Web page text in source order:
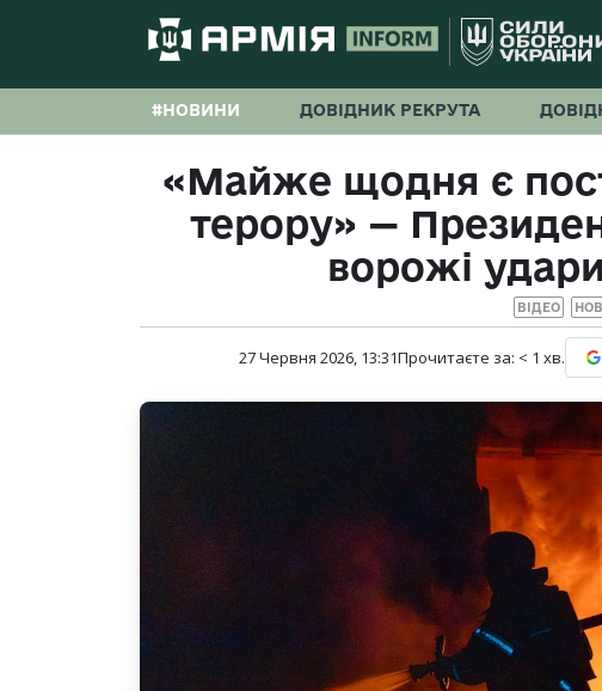
#НОВИНИ ДОВІДНИК РЕКРУТА
«Майже щодня є
терору» —
ворожі
ВІДЕО
27 Червня 2026, 13:31Прочитаєте за: < 1 хв.